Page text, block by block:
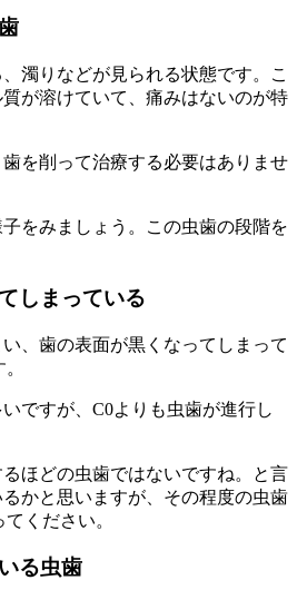
濁りなどが見られる状態です。こ
が溶けていて、痛みはないのが特
を削って治療する必要はありませ
をみましょう。この虫歯の段階を
しまっている
、歯の表面が黒くなってしまって
ですが、C0よりも虫歯が進行し
ほどの虫歯ではないですね。と言
かと思いますが、その程度の虫歯
ください。
る虫歯